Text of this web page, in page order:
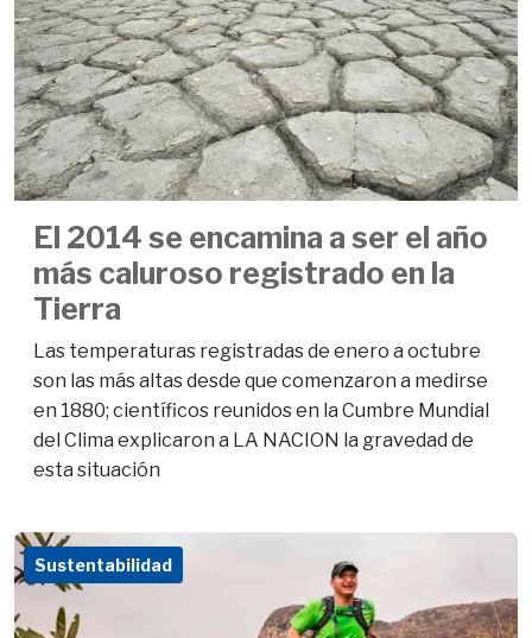
El 2014 se encamina a ser el año
más caluroso registrado en la
Tierra
Las temperaturas registradas de enero a octubre
son las más altas desde que comenzaron a medirse
en 1880; científicos reunidos en la Cumbre Mundial
del Clima explicaron a LA NACION la gravedad de
esta situación
Sustentabilidad